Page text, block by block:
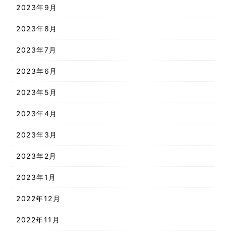
2023年9月
2023年8月
2023年7月
2023年6月
2023年5月
2023年4月
2023年3月
2023年2月
2023年1月
2022年12月
2022年11月